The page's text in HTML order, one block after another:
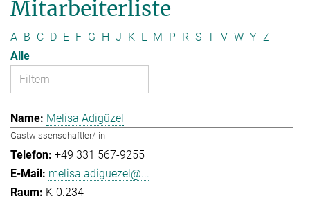
Mitarbeiterliste
A B C D E F G H J K L M P R S T V W Y Z
Alle
Melisa Adigüzel
Gastwissenschaftler/-in
+49 331 567-9255
melisa.adiguezel@...
K-0.234